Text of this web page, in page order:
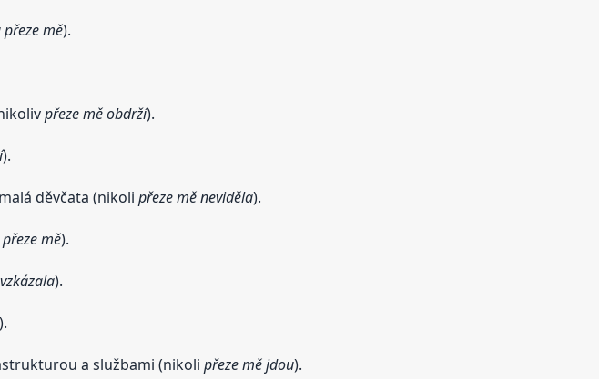
mě).
přeze mě obdrží).
).
děvčata (nikoli přeze mě neviděla).
mě).
).
a službami (nikoli přeze mě jdou).